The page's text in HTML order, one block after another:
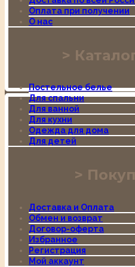
Оплата при получении
О нас
Постельное белье
Для спальни
Для ванной
Для кухни
Одежда для дома
Для детей
Доставка и Оплата
Обмен и возврат
Договор-оферта
Избранное
Регистрация
Мой аккаунт